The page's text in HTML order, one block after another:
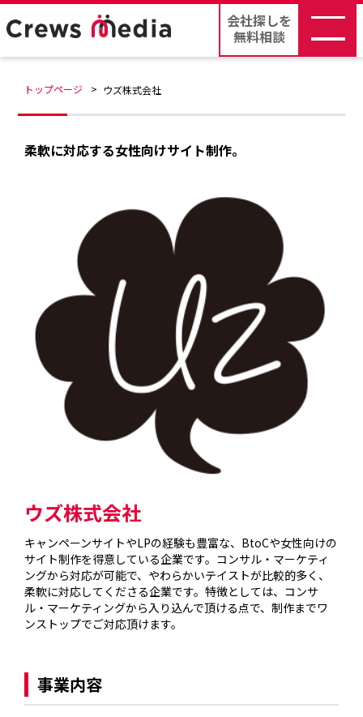
会社探しを
無料相談
トップページ ウズ株式会社
柔軟に対応する女性向けサイト制作。
ウズ株式会社
キャンペーンサイトやLPの経験も豊富な、BtoCや女性向けの
サイト制作を得意している企業です。コンサル・マーケティ
ングから対応が可能で、やわらかいテイストが比較的多く、
柔軟に対応してくださる企業です。特徴としては、コンサ
ル・マーケティングから入り込んで頂ける点で、制作までワ
ンストップでご対応頂けます。
事業内容